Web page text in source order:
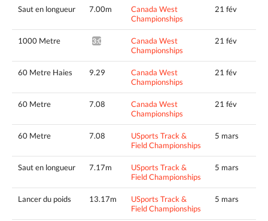
Saut en longueur 7.00m
Canada West
Championships
21 fév
1000 Metre 3:01.65*
Canada West
Championships
21 fév
60 Metre Haies 9.29
Canada West
Championships
21 fév
60 Metre 7.08
Canada West
Championships
21 fév
60 Metre 7.08
USports Track &
Field Championships
5 mars
Saut en longueur 7.17m
USports Track &
Field Championships
5 mars
Lancer du poids 13.17m
USports Track &
Field Championships
5 mars